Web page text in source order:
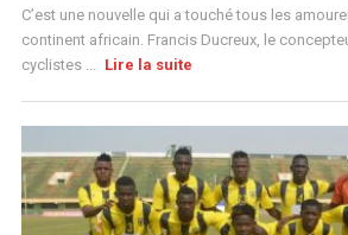
C’est une nouvelle qui a touché tous les
continent africain. Francis Ducreux, le
cyclistes ... Lire la suite